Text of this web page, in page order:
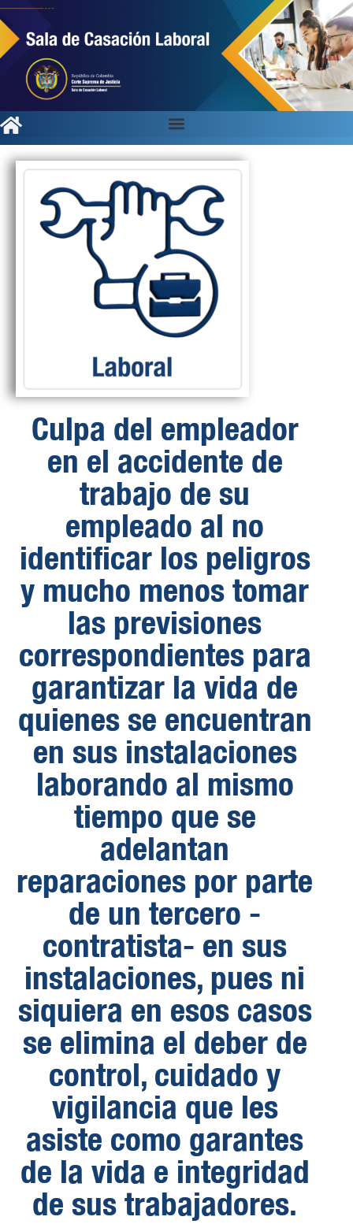
Culpa del empleador
en el accidente de
trabajo de su
empleado al no
identificar los peligros
y mucho menos tomar
las previsiones
correspondientes para
garantizar la vida de
quienes se encuentran
en sus instalaciones
laborando al mismo
tiempo que se
adelantan
reparaciones por parte
de un tercero -
contratista- en sus
instalaciones, pues ni
siquiera en esos casos
se elimina el deber de
control, cuidado y
vigilancia que les
asiste como garantes
de la vida e integridad
de sus trabajadores.